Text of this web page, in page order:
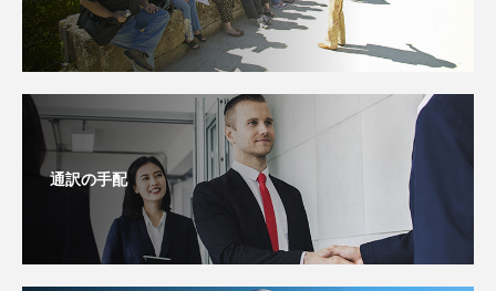
通訳の手配